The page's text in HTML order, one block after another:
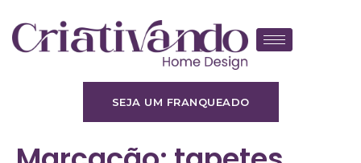
SEJA UM FRANQUEADO